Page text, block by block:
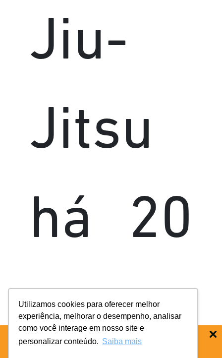
BAIXE O APP COIFE ODONTO:
Utilizamos cookies para oferecer melhor
experiência, melhorar o desempenho, analisar
como você interage em nosso site e
personalizar conteúdo. Saiba mais
Jiu-
Jitsu
há 20
anos,